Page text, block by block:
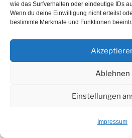
wie das Surfverhalten oder eindeutige IDs
Wenn du deine Einwilligung nicht erteilst
bestimmte Merkmale und Funktionen
Ablehnen
Einstellungen
Impressum
Umwege oder
auf dem Rad gab.
Nach der rund 40 minütigen
radelten wir mit unseren
km entfernte
charmante Plattenbau